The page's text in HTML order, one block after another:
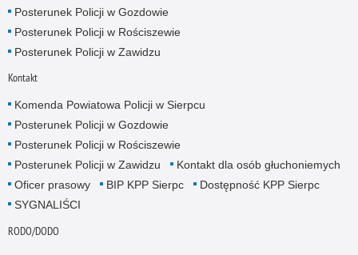
Posterunek Policji w Gozdowie
Posterunek Policji w Rościszewie
Posterunek Policji w Zawidzu
Kontakt
Komenda Powiatowa Policji w Sierpcu
Posterunek Policji w Gozdowie
Posterunek Policji w Rościszewie
Posterunek Policji w Zawidzu
Kontakt dla osób głuchoniemych
Oficer prasowy
BIP KPP Sierpc
Dostępność KPP Sierpc
SYGNALIŚCI
RODO/DODO